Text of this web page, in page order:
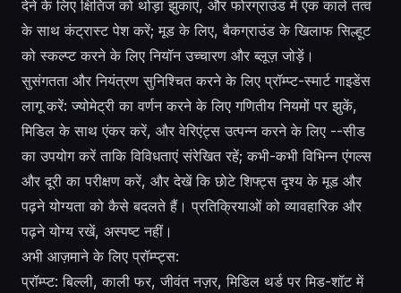
देने के लिए क्षितिज को थोड़ा झुकाएं, और फोरग्राउंड में एक काले तत्व
के साथ कंट्रास्ट पेश करें; मूड के लिए, बैकग्राउंड के खिलाफ सिल्हूट
को स्कल्प्ट करने के लिए नियॉन उच्चारण और ब्लूज़ जोड़ें।
सुसंगतता और नियंत्रण सुनिश्चित करने के लिए प्रॉम्प्ट-स्मार्ट गाइडेंस
लागू करें: ज्योमेट्री का वर्णन करने के लिए गणितीय नियमों पर झुकें,
मिडिल के साथ एंकर करें, और वेरिएंट्स उत्पन्न करने के लिए --सीड
का उपयोग करें ताकि विविधताएं संरेखित रहें; कभी-कभी विभिन्न एंगल्स
और दूरी का परीक्षण करें, और देखें कि छोटे शिफ्ट्स दृश्य के मूड और
पढ़ने योग्यता को कैसे बदलते हैं। प्रतिक्रियाओं को व्यावहारिक और
पढ़ने योग्य रखें, अस्पष्ट नहीं।
अभी आज़माने के लिए प्रॉम्प्ट्स:
प्रॉम्प्ट: बिल्ली, काली फर, जीवंत नज़र, मिडिल थर्ड पर मिड-शॉट में